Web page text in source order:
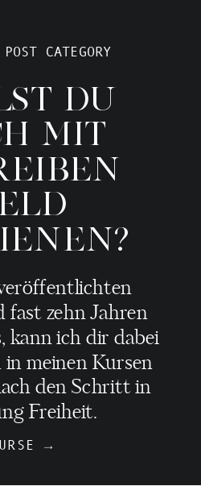
CATEGORY
DU
MIT
fast zehn Jahren
kann ich dir dabei
in meinen Kursen
den Schritt in
Freiheit.
→